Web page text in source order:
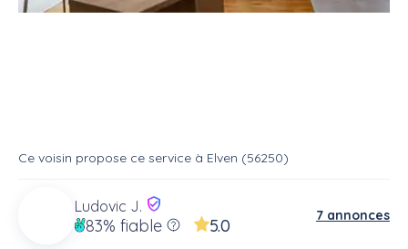
Ce voisin propose ce service à Elven (56250)
Ludovic J.
83% fiable 5.0 7 annonces